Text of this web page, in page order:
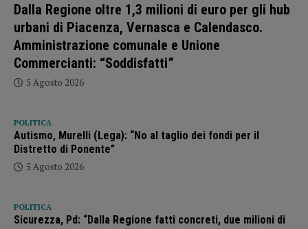
Dalla Regione oltre 1,3 milioni di euro per gli hub
urbani di Piacenza, Vernasca e Calendasco.
Amministrazione comunale e Unione
Commercianti: “Soddisfatti”
5 Agosto 2026
POLITICA
Autismo, Murelli (Lega): “No al taglio dei fondi per il
Distretto di Ponente”
5 Agosto 2026
POLITICA
Sicurezza, Pd: “Dalla Regione fatti concreti, due milioni di